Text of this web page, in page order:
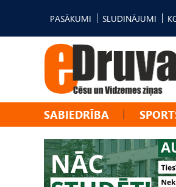
PASĀKUMI SLUDINĀJUMI
SABIEDRĪBA